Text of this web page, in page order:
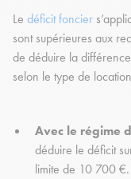
Le déficit foncier
sont supérieures aux
de déduire la
selon le type de
Avec le régime
déduire le déficit
limite de 10 700